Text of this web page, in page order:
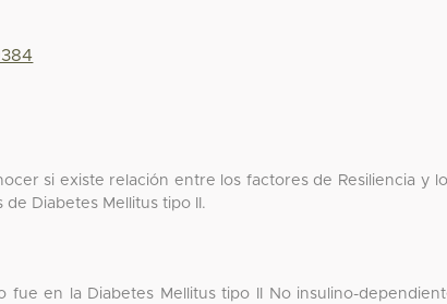
si existe relación entre los factores de Resiliencia y
Diabetes Mellitus tipo II.
en la Diabetes Mellitus tipo II No insulino-